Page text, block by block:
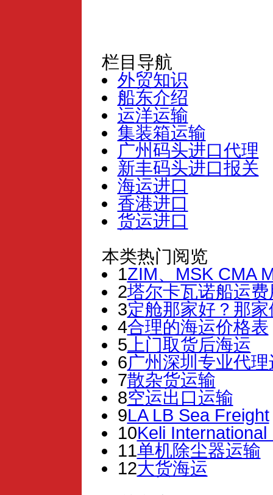
栏目导航
外贸知识
船东介绍
运洋运输
集装箱运输
广州码头进口代理
新丰码头进口报关
海运进口
香港进口
货运进口
本类热门阅览
1ZIM、MSK CMA
2塔尔卡瓦诺船运
3定舱那家好？那家
4合理的海运价格表
5 上门取货后海运
6广州深圳专业代
7散杂货运输
8空运出口运输
9LA LB Sea Freight
10Keli International
11单机除尘器运输
12大货海运